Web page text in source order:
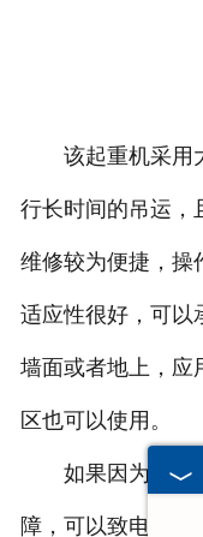
该起重机采用大
行长时间的吊运，
维修较为便捷，操
适应性很好，可以
墙面或者地上，应
区也可以使用。
如果因为设备自
障，可以致电我们